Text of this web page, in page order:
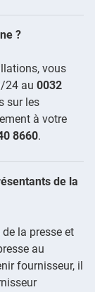
?
vous
24 au 0032
sur les
à votre
8660.
de la
la presse et
au
fournisseur, il